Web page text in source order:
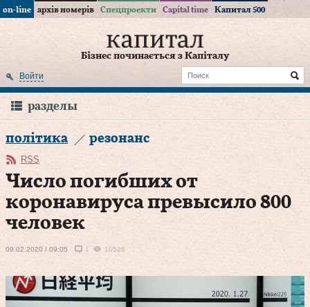
on-line архів номерів Спецпроекти Capital time Капитал 500
Бізнес починається з Капіталу
Войти
разделы
політика резонанс
RSS
Число погибших от
коронавируса превысило 800
человек
09.02.2020 / 09:05 1 10528